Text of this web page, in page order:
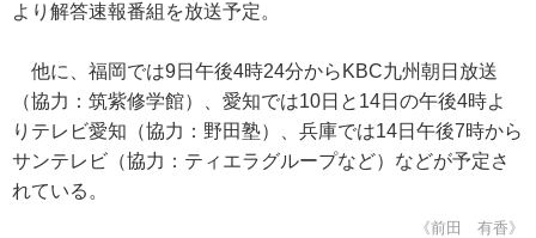
より解答速報番組を放送予定。
他に、福岡では9日午後4時24分からKBC九州朝日放送
（協力：筑紫修学館）、愛知では10日と14日の午後4時よ
りテレビ愛知（協力：野田塾）、兵庫では14日午後7時から
サンテレビ（協力：ティエラグループなど）などが予定さ
れている。
《前田 有香》